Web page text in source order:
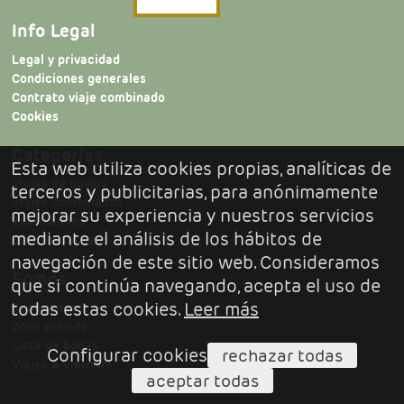
The Empress Premier Chiang Mai (Chiang Mai)
199/42 Soi, Charoen Prathet Lane 12
(Chiang Mai)
+66 53 253 199
+ info sitio web
Info Legal
Legal y privacidad
Condiciones generales
Contrato viaje combinado
Cookies
Viajes de novios
Viajes combinados
Extensiones
Busca tu viaje
Somos
Conócenos
Lista de bodas
Viajes a Vietnam
Esta web utiliza cookies propias, analíticas de
terceros y publicitarias, para anónimamente
mejorar su experiencia y nuestros servicios
mediante el análisis de los hábitos de
navegación de este sitio web. Consideramos
que si continúa navegando, acepta el uso de
todas estas cookies. Leer más
Configurar cookies
rechazar todas
aceptar todas